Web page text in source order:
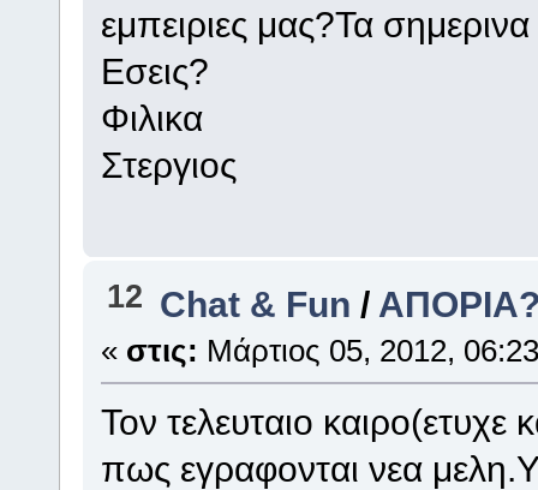
εμπειριες μας?Τα
Εσεις?
Φιλικα
Στεργιος
12 Chat & Fun /
« στις: Μάρτιος 05, 2012,
Τον τελευταιο
πως εγραφονται νεα